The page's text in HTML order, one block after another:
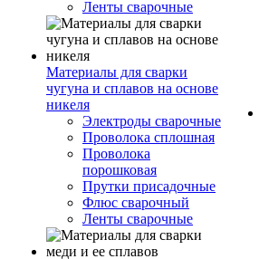
Ленты сварочные
Материалы для сварки
чугуна и сплавов на основе
никеля
Электроды сварочные
Проволока сплошная
Проволока
порошковая
Прутки присадочные
Флюс сварочный
Ленты сварочные